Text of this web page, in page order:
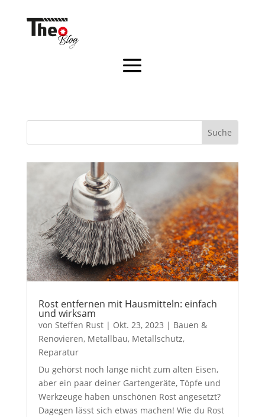
Rost entfernen mit Hausmitteln: einfach
und wirksam
von Steffen Rust| Okt. 23, 2023 | Bauen &
Renovieren, Metallbau, Metallschutz,
Reparatur
Du gehörst noch lange nicht zum alten Eisen,
aber ein paar deiner Gartengeräte, Töpfe und
Werkzeuge haben unschönen Rost angesetzt?
Dagegen lässt sich etwas machen! Wie du Rost